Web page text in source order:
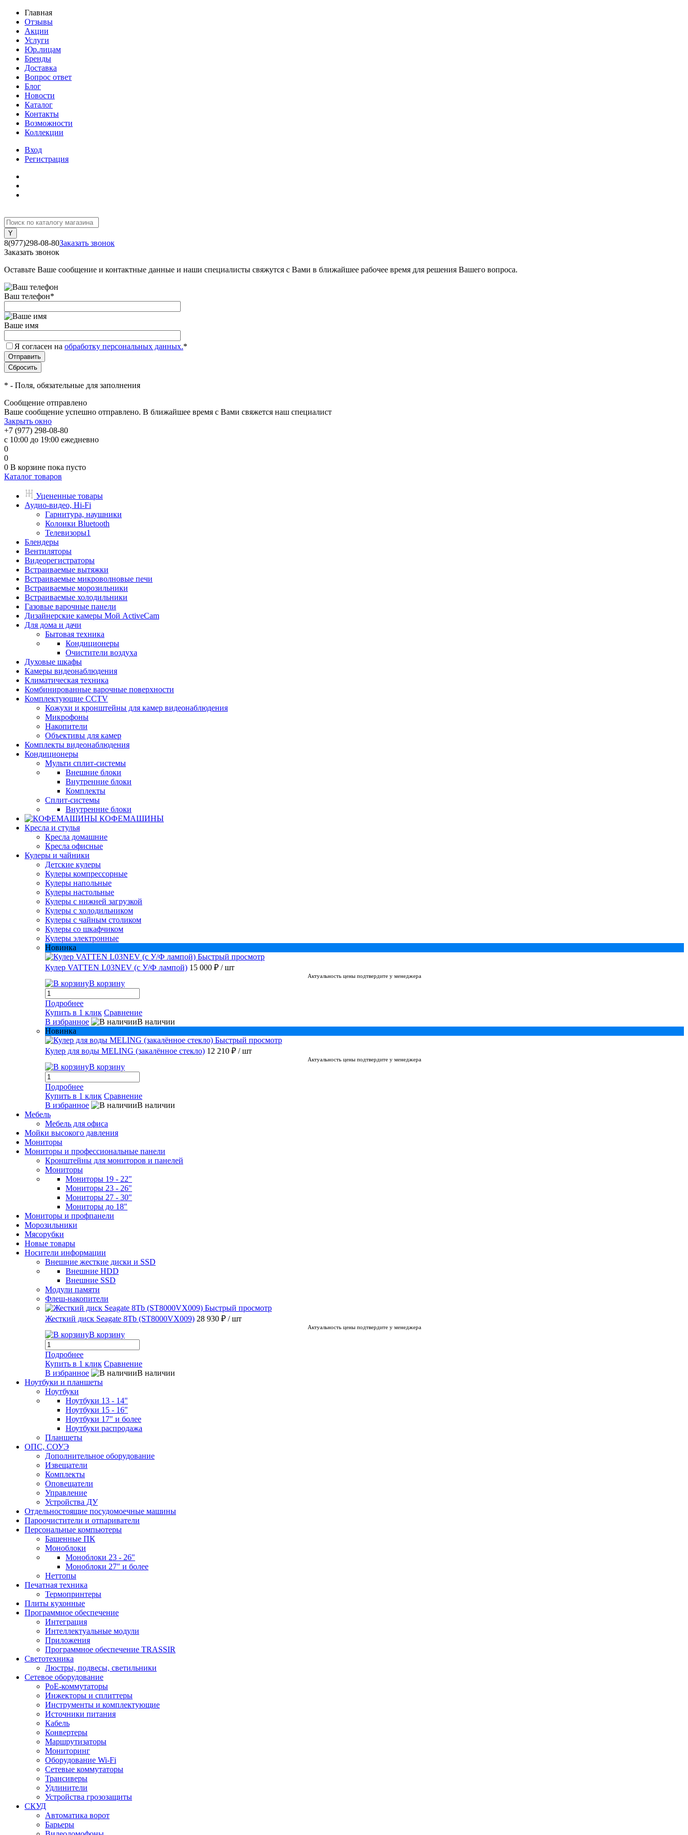
Главная
Отзывы
Акции
Услуги
Юр.лицам
Бренды
Доставка
Вопрос ответ
Блог
Новости
Каталог
Контакты
Возможности
Коллекции
Вход
Регистрация
8(977)298-08-80Заказать звонок
Заказать звонок
Оставьте Ваше сообщение и контактные данные и наши специалисты свяжутся с Вами в ближайшее рабочее время для решения Вашего вопроса.
Ваш телефон*
Ваше имя
Я согласен на обработку персональных данных.*
* - Поля, обязательные для заполнения
Сообщение отправлено
Ваше сообщение успешно отправлено. В ближайшее время с Вами свяжется наш специалист
Закрыть окно
+7 (977) 298-08-80
с 10:00 до 19:00 ежедневно
0
0
0 В корзине пока пусто
Каталог товаров
Уцененные товары
Аудио-видео, Hi-Fi
Гарнитура, наушники
Колонки Bluetooth
Телевизоры1
Блендеры
Вентиляторы
Видеорегистраторы
Встраиваемые вытяжки
Встраиваемые микроволновые печи
Встраиваемые морозильники
Встраиваемые холодильники
Газовые варочные панели
Дизайнерские камеры Мой ActiveCam
Для дома и дачи
Бытовая техника
Кондиционеры
Очистители воздуха
Духовые шкафы
Камеры видеонаблюдения
Климатическая техника
Комбинированные варочные поверхности
Комплектующие CCTV
Кожухи и кронштейны для камер видеонаблюдения
Микрофоны
Накопители
Объективы для камер
Комплекты видеонаблюдения
Кондиционеры
Мульти сплит-системы
Внешние блоки
Внутренние блоки
Комплекты
Сплит-системы
Внутренние блоки
КОФЕМАШИНЫ
Кресла и стулья
Кресла домашние
Кресла офисные
Кулеры и чайники
Детские кулеры
Кулеры компрессорные
Кулеры напольные
Кулеры настольные
Кулеры с нижней загрузкой
Кулеры с холодильником
Кулеры с чайным столиком
Кулеры со шкафчиком
Кулеры электронные
Новинка
Быстрый просмотр
Кулер VATTEN L03NEV (с У/Ф лампой) 15 000 ₽ / шт
Актуальность цены подтвердите у менеджера
В корзину
Подробнее
Купить в 1 клик Сравнение
В избранное
В наличии
Новинка
Быстрый просмотр
Кулер для воды MELING (закалённое стекло) 12 210 ₽ / шт
Актуальность цены подтвердите у менеджера
В корзину
Подробнее
Купить в 1 клик Сравнение
В избранное
В наличии
Мебель
Мебель для офиса
Мойки высокого давления
Мониторы
Мониторы и профессиональные панели
Кронштейны для мониторов и панелей
Мониторы
Мониторы 19 - 22"
Мониторы 23 - 26"
Мониторы 27 - 30"
Мониторы до 18"
Мониторы и профпанели
Морозильники
Мясорубки
Новые товары
Носители информации
Внешние жесткие диски и SSD
Внешние HDD
Внешние SSD
Модули памяти
Флеш-накопители
Быстрый просмотр
Жесткий диск Seagate 8Tb (ST8000VX009) 28 930 ₽ / шт
Актуальность цены подтвердите у менеджера
В корзину
Подробнее
Купить в 1 клик Сравнение
В избранное
В наличии
Ноутбуки и планшеты
Ноутбуки
Ноутбуки 13 - 14"
Ноутбуки 15 - 16"
Ноутбуки 17" и более
Ноутбуки распродажа
Планшеты
ОПС, СОУЭ
Дополнительное оборудование
Извещатели
Комплекты
Оповещатели
Управление
Устройства ДУ
Отдельностоящие посудомоечные машины
Пароочистители и отпариватели
Персональные компьютеры
Башенные ПК
Моноблоки
Моноблоки 23 - 26"
Моноблоки 27" и более
Неттопы
Печатная техника
Термопринтеры
Плиты кухонные
Программное обеспечение
Интеграция
Интеллектуальные модули
Приложения
Программное обеспечение TRASSIR
Светотехника
Люстры, подвесы, светильники
Сетевое оборудование
PoE-коммутаторы
Инжекторы и сплиттеры
Инструменты и комплектующие
Источники питания
Кабель
Конвертеры
Маршрутизаторы
Мониторинг
Оборудование Wi-Fi
Сетевые коммутаторы
Трансиверы
Удлинители
Устройства грозозащиты
СКУД
Автоматика ворот
Барьеры